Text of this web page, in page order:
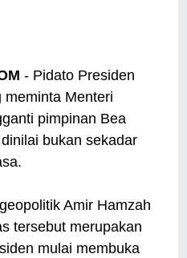
- Pidato Presiden
meminta Menteri
pimpinan Bea
bukan sekadar
Amir Hamzah
tersebut merupakan
mulai membuka